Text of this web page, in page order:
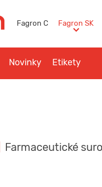
Fagron C Fagron SK
Novinky Etikety
Farmaceutické